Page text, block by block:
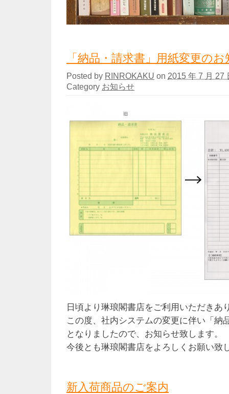
「納品・請求書」用紙変更の
Posted by RINROKAKU on 2015 年 7 月 27
Category お知らせ
日頃より琳琅閣書店をご利用いただきあ
この度、社内システムの変更に伴い「納
となりましたので、お知らせ致します。
今後とも琳琅閣書店をよろしくお願い致
新入荷商品のご案内